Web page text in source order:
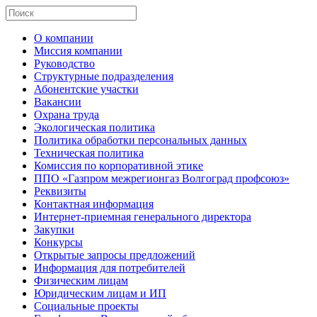
О компании
Миссия компании
Руководство
Структурные подразделения
Абонентские участки
Вакансии
Охрана труда
Экологическая политика
Политика обработки персональных данных
Техническая политика
Комиссия по корпоративной этике
ППО «Газпром межрегионгаз Волгоград профсоюз»
Реквизиты
Контактная информация
Интернет-приемная генерального директора
Закупки
Конкурсы
Открытые запросы предложений
Информация для потребителей
Физическим лицам
Юридическим лицам и ИП
Социальные проекты